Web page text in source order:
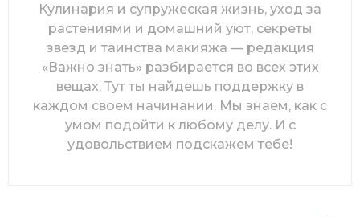
Кулинария и супружеская жизнь, уход за
растениями и домашний уют, секреты
звезд и таинства макияжа — редакция
«Важно знать» разбирается во всех этих
вещах. Тут ты найдешь поддержку в
каждом своем начинании. Мы знаем, как с
умом подойти к любому делу. И с
удовольствием подскажем тебе!